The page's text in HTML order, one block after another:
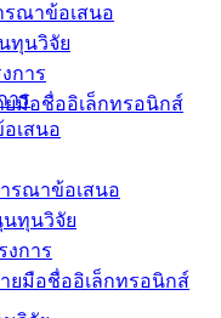
าร
เสนอ
รณาข้อเสนอ
ทุนวิจัย
งการ
ยมือชื่ออิเล็กทรอนิกส์
ณาข้อเสนอ
ทุนวิจัย
การ
ยมือชื่ออิเล็กทรอนิกส์